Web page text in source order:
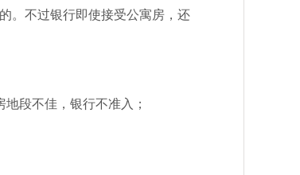
。不过银行即使接受公寓房，还
段不佳，银行不准入；